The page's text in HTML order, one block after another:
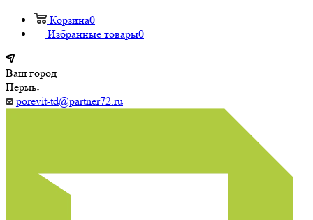
Корзина0
Избранные товары0
Ваш город
Пермь
porevit-td@partner72.ru